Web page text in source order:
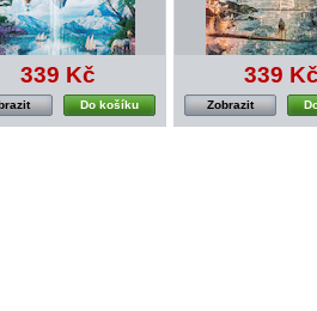
339 Kč
Do košíku
339 Kč
Zobrazit